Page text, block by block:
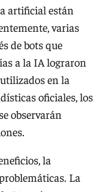
artificial están
varias
de bots que
a la IA lograron
en la
oficiales, los
observarán
la
La